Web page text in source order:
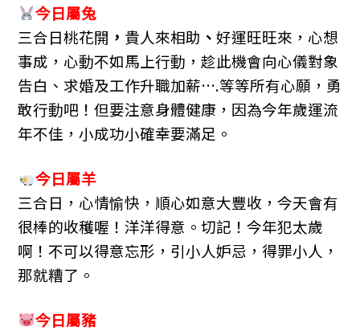
o
k
er
今日屬兔
三合日桃花開 ， 貴人來相助 、好運旺旺來，心想
事成，心動不如馬上行動，趁此機會向心儀對象
告白、求婚及工作升職加薪….等等所有心願，勇
敢行動吧！但要注意身體健康，因為今年歲運流
年不佳，小成功小確幸要滿足。
今日屬羊
三合日，心情愉快，順心如意大豐收，今天會有
很棒的收穫喔！洋洋得意。切記！今年犯太歲
啊！不可以得意忘形，引小人妒忌，得罪小人，
那就糟了。
今日屬豬